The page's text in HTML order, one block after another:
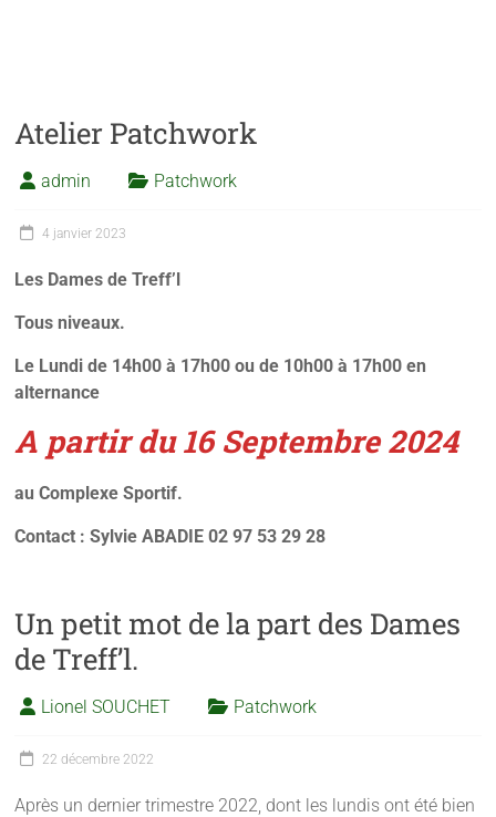
Atelier Patchwork
admin Patchwork
4 janvier 2023
Les Dames de Treff’l
Tous niveaux.
Le Lundi de 14h00 à 17h00 ou de 10h00 à 17h00 en
alternance
A partir du 16 Septembre 2024
au Complexe Sportif.
Contact : Sylvie ABADIE 02 97 53 29 28
Un petit mot de la part des Dames
de Treff’l.
Lionel SOUCHET Patchwork
22 décembre 2022
Après un dernier trimestre 2022, dont les lundis ont été bien